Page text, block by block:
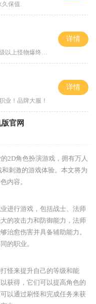
久保值.
上怪物爆终极
详情
业！品牌大服！
详情
官网
2D角色扮演游戏，拥有万人
刺激的游戏体验。本文将为
内容。
进行游戏，包括战士、法师
的攻击力和防御能力，法师
治愈伤害并具备辅助能力。
的职业。
怪来提升自己的等级和能
获得，它们可以提高角色的
以通过刷怪和完成任务来获